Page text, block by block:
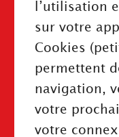
Mentions
Politique de
l’utilisation
sur votre
Cookies
permettent
navigation,
votre
votre